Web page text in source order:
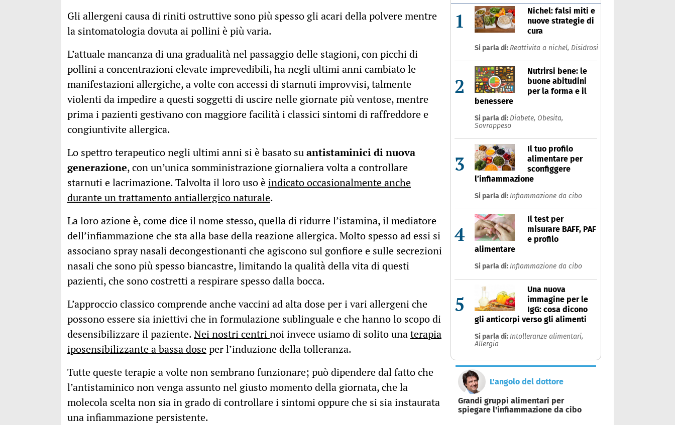
Gli allergeni causa di riniti ostruttive sono più spesso gli acari della polvere mentre
la sintomatologia dovuta ai pollini è più varia.
L’attuale mancanza di una gradualità nel passaggio delle stagioni, con picchi di
pollini a concentrazioni elevate imprevedibili, ha negli ultimi anni cambiato le
manifestazioni allergiche, a volte con accessi di starnuti improvvisi, talmente
violenti da impedire a questi soggetti di uscire nelle giornate più ventose, mentre
prima i pazienti gestivano con maggiore facilità i classici sintomi di raffreddore e
congiuntivite allergica.
Lo spettro terapeutico negli ultimi anni si è basato suantistaminici di nuova
generazione, con un’unica somministrazione giornaliera volta a controllare
starnuti e lacrimazione. Talvolta il loro uso èindicato occasionalmente anche
durante un trattamento antiallergico naturale.
La loro azione è, come dice il nome stesso, quella di ridurre l’istamina, il mediatore
dell’infiammazione che sta alla base della reazione allergica. Molto spesso ad essi si
associano spray nasali decongestionanti che agiscono sul gonfiore e sulle secrezioni
nasali che sono più spesso biancastre, limitando la qualità della vita di questi
pazienti, che sono costretti a respirare spesso dalla bocca.
L’approccio classico comprende anche vaccini ad alta dose per i vari allergeni che
possono essere sia iniettivi che in formulazione sublinguale e che hanno lo scopo di
desensibilizzare il paziente.Nei nostri centrinoi invece usiamo di solito unaterapia
iposensibilizzante a bassa doseper l’induzione della tolleranza.
Tutte queste terapie a volte non sembrano funzionare; può dipendere dal fatto che
l’antistaminico non venga assunto nel giusto momento della giornata, che la
molecola scelta non sia in grado di controllare i sintomi oppure che si sia instaurata
una infiammazione persistente.
1
Nichel: falsi miti e
nuove strategie di
cura
Si parla di: Reattivita a nichel, Disidrosi
2
Nutrirsi bene: le
buone abitudini
per la forma e il
benessere
Si parla di: Diabete, Obesita,
Sovrappeso
3
Il tuo profilo
alimentare per
sconfiggere
l’infiammazione
Si parla di: Infiammazione da cibo
4
Il test per
misurare BAFF, PAF
e profilo
alimentare
Si parla di: Infiammazione da cibo
5
Una nuova
immagine per le
IgG: cosa dicono
gli anticorpi verso gli alimenti
Si parla di: Intolleranze alimentari,
Allergia
L'angolo del dottore
Grandi gruppi alimentari per
spiegare l'infiammazione da cibo